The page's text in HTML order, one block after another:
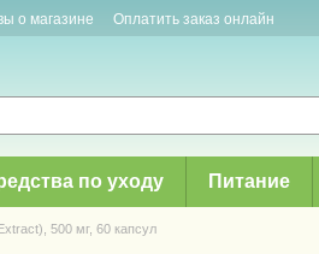
о магазине
Оплатить заказ онлайн
по уходу Питание
500 мг, 60 капсул